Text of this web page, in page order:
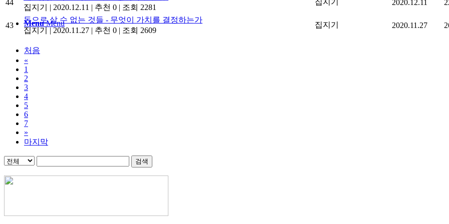
Menu Menu
44
집지기
| 2020.12.11 | 추천 0 | 조회 2281
집지기 2020.12.11
43
돈으로 살 수 없는 것들 - 무엇이 가치를 결정하는가
집지기
| 2020.11.27 | 추천 0 | 조회 2609
집지기 2020.11.27
처음
«
1
2
3
4
5
6
7
»
마지막
검색